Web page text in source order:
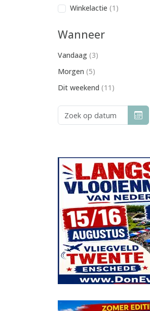
Winkelactie (1)
Wanneer
Vandaag (3)
Morgen (5)
Dit weekend (11)